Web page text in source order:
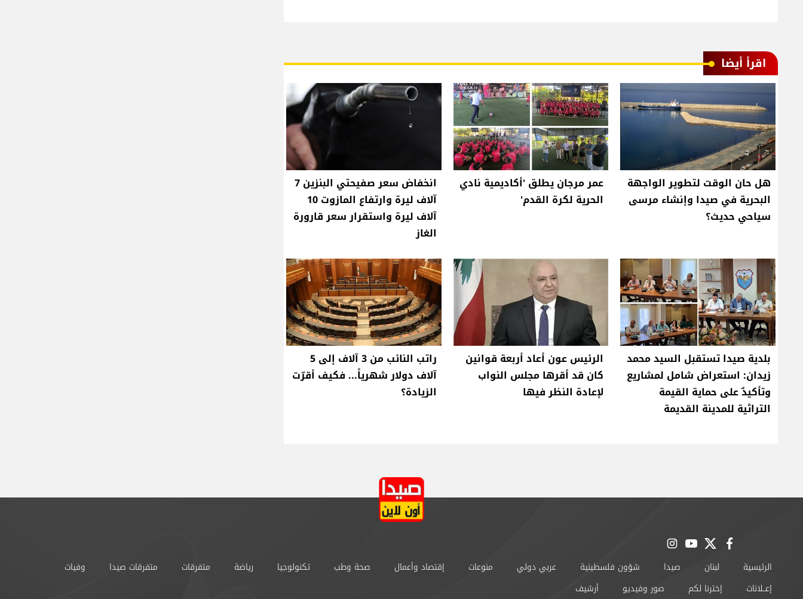
اقرأ أيضا
هل حان الوقت لتطوير الواجهة
البحرية في صيدا وإنشاء مرسى
سياحي حديث؟
عمر مرجان يطلق 'أكاديمية نادي
الحرية لكرة القدم'
انخفاض سعر صفيحتي البنزين 7
آلاف ليرة وارتفاع المازوت 10
آلاف ليرة واستقرار سعر قارورة
الغاز
بلدية صيدا تستقبل السيد محمد
زيدان: استعراض شامل لمشاريع
وتأكيدٌ على حماية القيمة
التراثية للمدينة القديمة
الرئيس عون أعاد أربعة قوانين
كان قد أقرها مجلس النواب
لإعادة النظر فيها
راتب النائب من 3 آلاف إلى 5
آلاف دولار شهرياً... فكيف أقرّت
الزيادة؟
facebook
twitter
youtube
instagram
الرئيسية لبنان صيدا شؤون فلسطينية عربي دولي منوعات إقتصاد وأعمال صحة وطب تكنولوجيا رياضة متفرقات متفرقات صيدا
وفيات
إعــلانات
إخترنا لكم صور وفيديو أرشيف